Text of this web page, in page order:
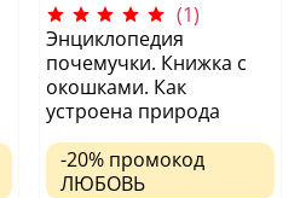
(1)
Энциклопедия
почемучки. Книжка с
окошками. Как
устроена природа
-20% промокод
ЛЮБОВЬ